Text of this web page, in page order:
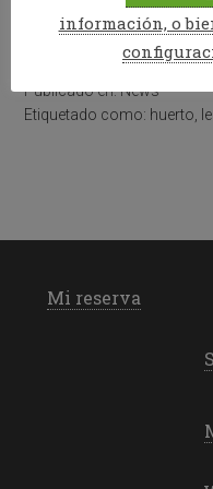
parquin. también
aromáticas: menta,
Publicado en:News
Etiquetado como: huerto
Mi reserva
información, o